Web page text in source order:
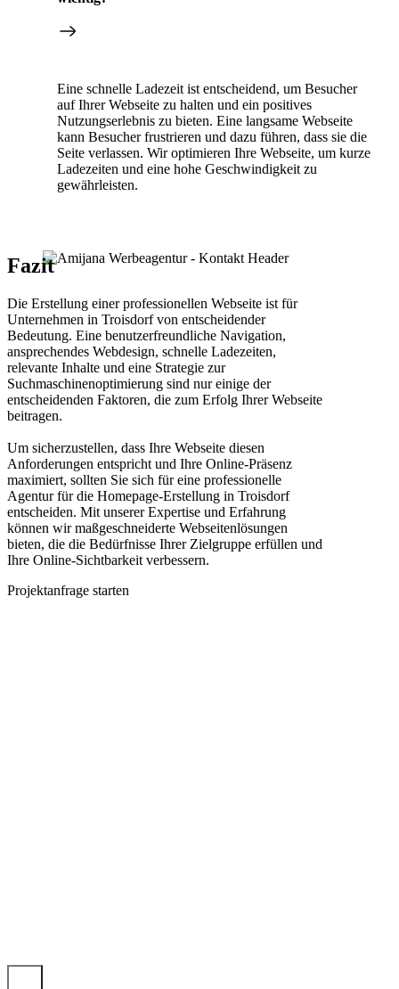
Eine schnelle Ladezeit ist entscheidend, um Besucher
auf Ihrer Webseite zu halten und ein positives
Nutzungserlebnis zu bieten. Eine langsame Webseite
kann Besucher frustrieren und dazu führen, dass sie die
Seite verlassen. Wir optimieren Ihre Webseite, um kurze
Ladezeiten und eine hohe Geschwindigkeit zu
gewährleisten.
Fazit
Die Erstellung einer professionellen Webseite ist für
Unternehmen in Troisdorf von entscheidender
Bedeutung. Eine benutzerfreundliche Navigation,
ansprechendes Webdesign, schnelle Ladezeiten,
relevante Inhalte und eine Strategie zur
Suchmaschinenoptimierung sind nur einige der
entscheidenden Faktoren, die zum Erfolg Ihrer Webseite
beitragen.
Um sicherzustellen, dass Ihre Webseite diesen
Anforderungen entspricht und Ihre Online-Präsenz
maximiert, sollten Sie sich für eine professionelle
Agentur für die Homepage-Erstellung in Troisdorf
entscheiden. Mit unserer Expertise und Erfahrung
können wir maßgeschneiderte Webseitenlösungen
bieten, die die Bedürfnisse Ihrer Zielgruppe erfüllen und
Ihre Online-Sichtbarkeit verbessern.
Projektanfrage starten